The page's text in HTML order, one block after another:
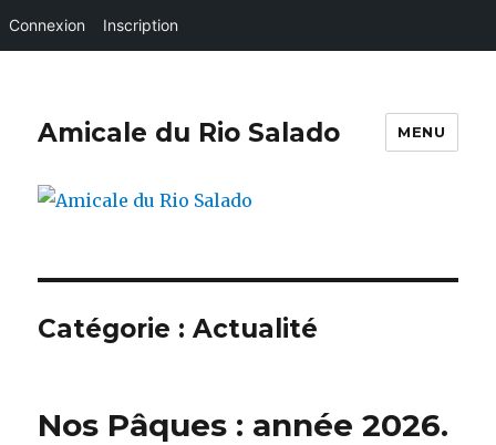
Connexion Inscription
Amicale du Rio Salado MENU
Catégorie :Actualité
Nos Pâques : année 2026.